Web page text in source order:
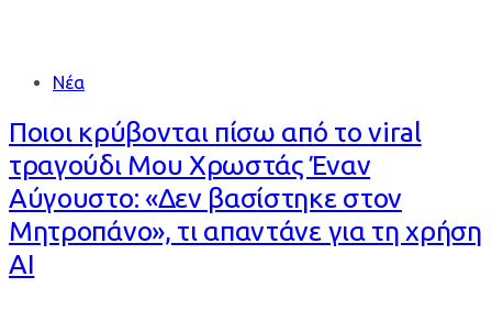
Νέα
Ποιοι κρύβονται πίσω από το viral
τραγούδι Μου Χρωστάς Έναν
Αύγουστο: «Δεν βασίστηκε στον
Μητροπάνο», τι απαντάνε για τη χρήση
AI